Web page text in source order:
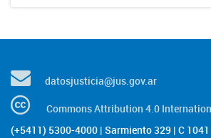
datosjusticia@jus.gov.ar
Commons Attribution 4.0
(+5411) 5300-4000 | Sarmiento 329 | C 1041